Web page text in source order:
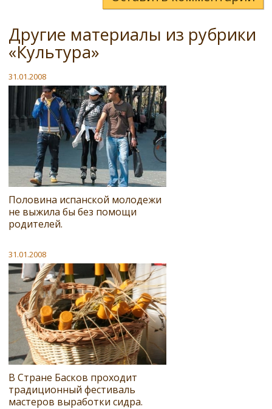
Другие материалы из рубрики
«Культура»
31.01.2008
Половина испанской молодежи
не выжила бы без помощи
родителей.
31.01.2008
В Стране Басков проходит
традиционный фестиваль
мастеров выработки сидра.